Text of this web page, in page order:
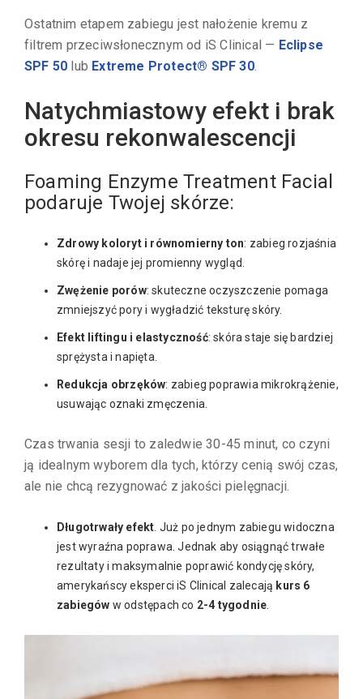
Ostatnim etapem zabiegu jest nałożenie kremu z
filtrem przeciwsłonecznym od iS Clinical — Eclipse
SPF 50 lub Extreme Protect® SPF 30.
Natychmiastowy efekt i brak
okresu rekonwalescencji
Foaming Enzyme Treatment Facial
podaruje Twojej skórze:
Zdrowy koloryt i równomierny ton: zabieg rozjaśnia
skórę i nadaje jej promienny wygląd.
Zwężenie porów: skuteczne oczyszczenie pomaga
zmniejszyć pory i wygładzić teksturę skóry.
Efekt liftingu i elastyczność: skóra staje się bardziej
sprężysta i napięta.
Redukcja obrzęków: zabieg poprawia mikrokrążenie,
usuwając oznaki zmęczenia.
Czas trwania sesji to zaledwie 30-45 minut, co czyni
ją idealnym wyborem dla tych, którzy cenią swój czas,
ale nie chcą rezygnować z jakości pielęgnacji.
Długotrwały efekt . Już po jednym zabiegu widoczna
jest wyraźna poprawa. Jednak aby osiągnąć trwałe
rezultaty i maksymalnie poprawić kondycję skóry,
amerykańscy eksperci iS Clinical zalecają kurs 6
zabiegów w odstępach co 2-4 tygodnie